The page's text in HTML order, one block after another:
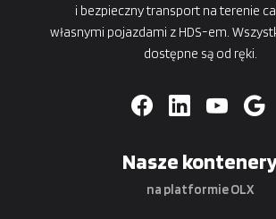
i bezpieczny transport na terenie
własnymi pojazdami z HDS-em.
dostępne są od ręki.
Nasze
na platformie OLX